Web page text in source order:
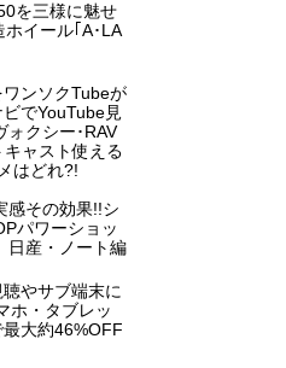
を三様に魅せ
イール｢A･LA
ワンソクTubeが
でYouTube見
ォクシー･RAV
ャスト使える
はどれ?!
感その効果!!シ
パワーショッ
日産・ノート編
やサブ端末に
ホ・タブレッ
最大約46%OFF